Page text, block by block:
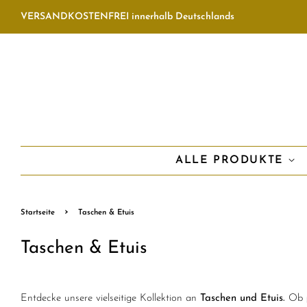
VERSANDKOSTENFREI innerhalb Deutschlands
ALLE PRODUKTE
Startseite › Taschen & Etuis
Taschen & Etuis
Entdecke unsere vielseitige Kollektion an Taschen und Etuis. Ob